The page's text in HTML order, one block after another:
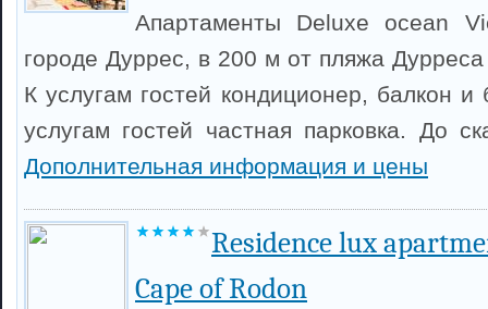
Апартаменты Deluxe ocean
городе Дуррес, в 200 м от пляжа
К услугам гостей кондиционер, балкон
услугам гостей частная парковка. До
Дополнительная информация и цены
Residence lux
Cape of Rodon